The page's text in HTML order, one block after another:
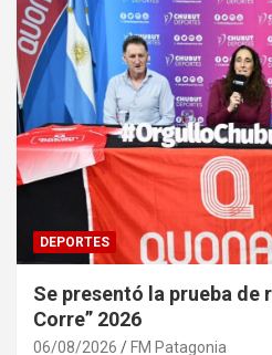
DEPORTES
Se presentó la prueba de
Corre” 2026
06/08/2026 FM Patagonia